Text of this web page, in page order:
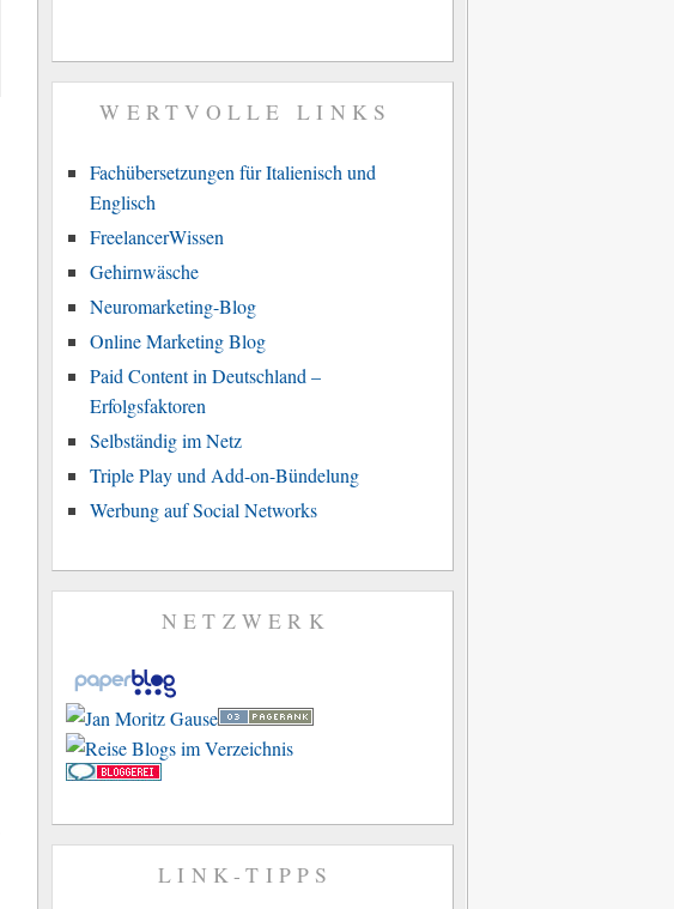
WERTVOLLE LINKS
Fachübersetzungen für Italienisch und
Englisch
FreelancerWissen
Gehirnwäsche
Neuromarketing-Blog
Online Marketing Blog
Paid Content in Deutschland –
Erfolgsfaktoren
Selbständig im Netz
Triple Play und Add-on-Bündelung
Werbung auf Social Networks
NETZWERK
LINK-TIPPS